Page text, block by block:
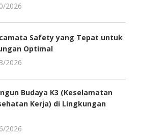
2026
Safety yang Tepat untuk
Optimal
2026
Budaya K3 (Keselamatan
Kerja) di Lingkungan
2026